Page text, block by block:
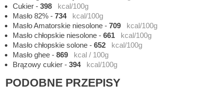
Cukier -398
kcal/100g
Masło 82% -734
kcal/100g
Masło Amatorskie niesolone -709
kcal/100g
Masło chłopskie niesolone -661
kcal/100g
Masło chłopskie solone -652
kcal/100g
Masło ghee -869
kcal / 100g
Brązowy cukier -394 kcal/100g
PODOBNE PRZEPISY